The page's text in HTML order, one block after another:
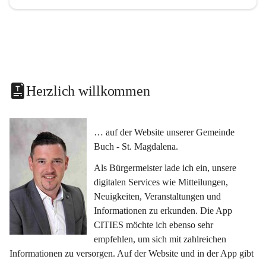
Herzlich willkommen
… auf der Website unserer Gemeinde
Buch - St. Magdalena.
Als Bürgermeister lade ich ein, unsere
digitalen Services wie Mitteilungen,
Neuigkeiten, Veranstaltungen und
Informationen zu erkunden. Die App
CITIES möchte ich ebenso sehr
empfehlen, um sich mit zahlreichen
Informationen zu versorgen. Auf der Website und in der App gibt